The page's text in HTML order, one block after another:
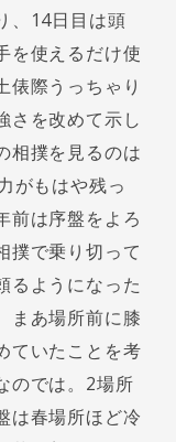
、14日目は頭
を使えるだけ使
俵際うっちゃり
さを改めて示し
相撲を見るのは
がもはや残っ
前は序盤をよろ
撲で乗り切って
るようになった
まあ場所前に膝
ていたことを考
のでは。2場所
は春場所ほど冷